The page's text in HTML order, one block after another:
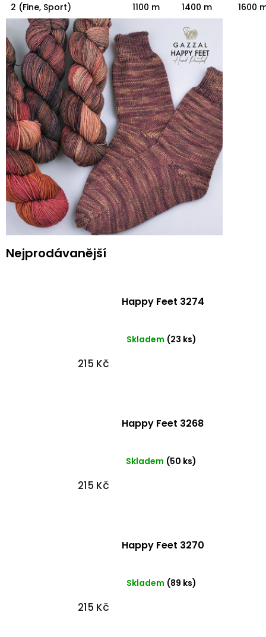
2 (Fine, Sport)
1100 m 1400 m 1600
Nejprodávanější
Happy Feet 3274
Skladem (23 ks)
215 Kč
Happy Feet 3268
Skladem (50 ks)
215 Kč
Happy Feet 3270
Skladem (89 ks)
215 Kč